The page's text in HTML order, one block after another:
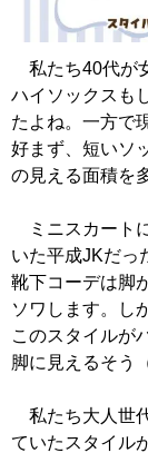
私たち40代が
ハイソックスも
たよね。一方で
好まず、短いソ
の見える面積を
ミニスカート
いた平成JKだっ
靴下コーデは脚
ソワします。し
このスタイルが
脚に見えるそう
私たち大人世
ていたスタイル